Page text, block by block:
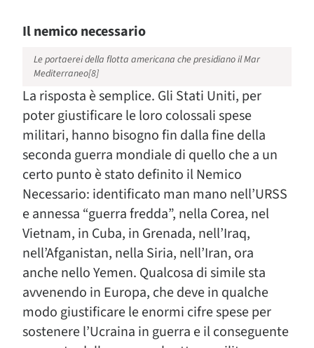
Il nemico necessario
Le portaerei della flotta americana che presidiano il Mar
Mediterraneo[8]
La risposta è semplice. Gli Stati Uniti, per
poter giustificare le loro colossali spese
militari, hanno bisogno fin dalla fine della
seconda guerra mondiale di quello che a un
certo punto è stato definito il Nemico
Necessario: identificato man mano nell’URSS
e annessa “guerra fredda”, nella Corea, nel
Vietnam, in Cuba, in Grenada, nell’Iraq,
nell’Afganistan, nella Siria, nell’Iran, ora
anche nello Yemen. Qualcosa di simile sta
avvenendo in Europa, che deve in qualche
modo giustificare le enormi cifre spese per
sostenere l’Ucraina in guerra e il conseguente